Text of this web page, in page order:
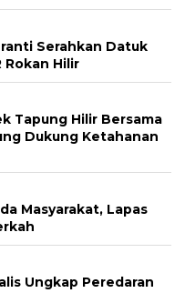
Serahkan Datuk
Rokan Hilir
Tapung Hilir Bersama
Dukung Ketahanan
Masyarakat, Lapas
Ungkap Peredaran